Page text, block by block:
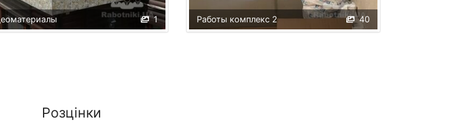
1 40
Работы комплекс 2
Розцінки